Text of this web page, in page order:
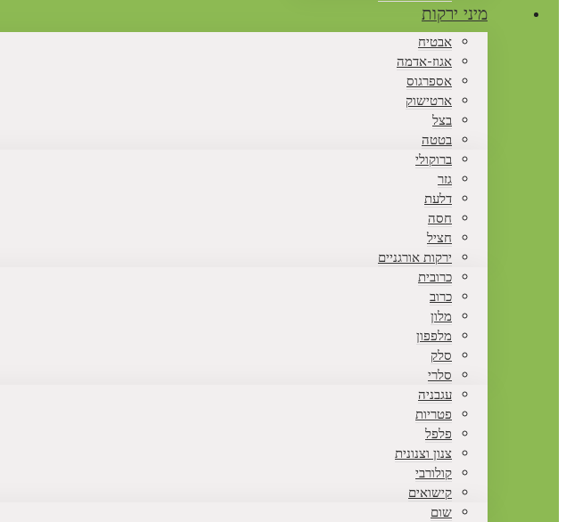
מיני ירקות
אבטיח
אגוז-אדמה
אספרגוס
ארטישוק
בצל
בטטה
ברוקולי
גזר
דלעת
חסה
חציל
ירקות אורגניים
כרובית
כרוב
מלון
מלפפון
סלק
סלרי
עגבניה
פטריות
פלפל
צנון וצנונית
קולורבי
קישואים
שום